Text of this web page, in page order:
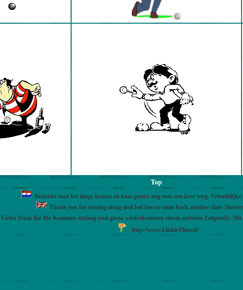
Top
Bedankt voor het langs komen en kom gerust nog eens een keer teug.
Thank you for coming along and feel free to come back another time.
Vielen Dank für Ihr Kommen entlang und gerne wiederkommen einem anderen Zeitpunkt.
http://www.LinkieTheo.nl